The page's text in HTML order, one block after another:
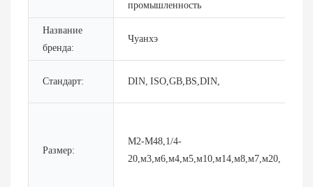
промышленность
Название
бренда:
Чуанхэ
Стандарт: DIN, ISO,GB,BS,DIN,
Размер:
М2-М48,1/4-
20,м3,м6,м4,м5,м10,м14,м8,м7,м20,